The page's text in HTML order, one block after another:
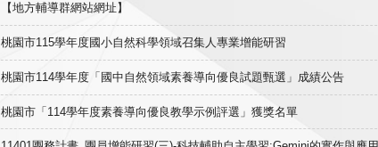
【地方輔導群網站網址】
桃園市115學年度國小自然科學領域召集人專業增能研習
桃園市114學年度「國中自然領域素養導向優良試題甄選」成績公告
桃園市「114學年度素養導向優良教學示例評選」獲獎名單